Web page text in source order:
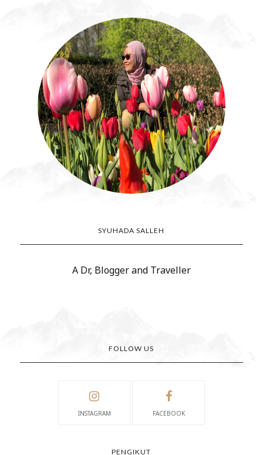
SYUHADA SALLEH
A Dr, Blogger and Traveller
FOLLOW US
INSTAGRAM FACEBOOK
PENGIKUT